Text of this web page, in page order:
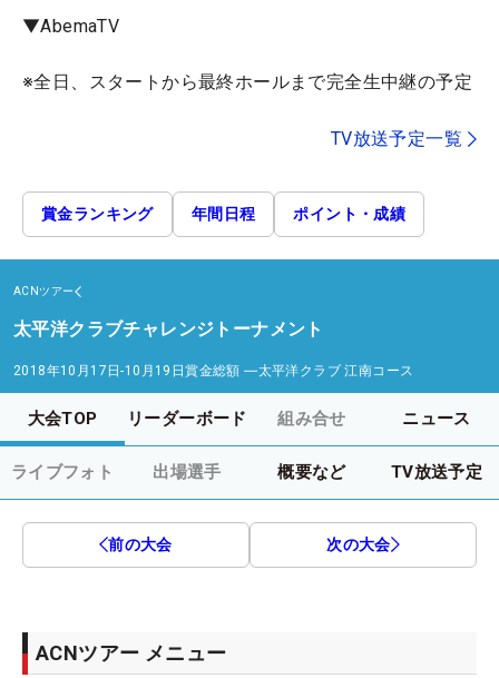
▼AbemaTV
※全日、スタートから最終ホールまで完全生中継の予定
TV放送予定一覧
賞金ランキング 年間日程 ポイント・成績
ACNツアー
太平洋クラブチャレンジトーナメント
2018年10月17日-10月19日賞金総額 ―太平洋クラブ 江南コース
大会TOP リーダーボード 組み合せ ニュース
ライブフォト 出場選手 概要など TV放送予定
前の大会 次の大会
ACNツアー メニュー